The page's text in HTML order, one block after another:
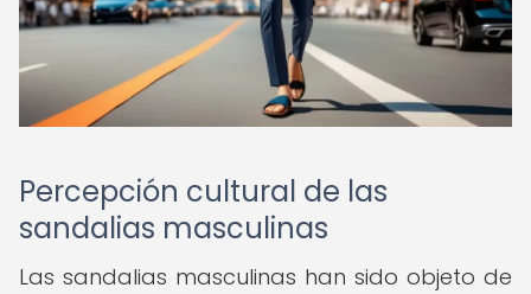
Percepción cultural de las
sandalias masculinas
Las sandalias masculinas han sido objeto de